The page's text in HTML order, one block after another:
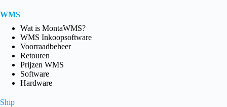
WMS
Wat is MontaWMS?
WMS Inkoopsoftware
Voorraadbeheer
Retouren
Prijzen WMS
Software
Hardware
Ship